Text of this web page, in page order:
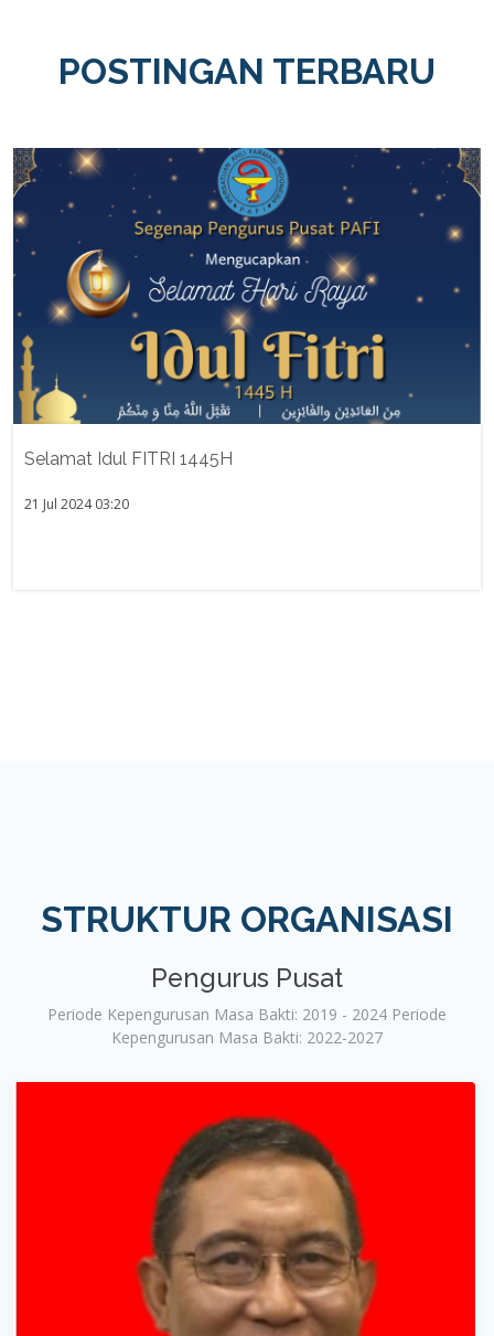
POSTINGAN TERBARU
Selamat Idul FITRI 1445H
21 Jul 2024 03:20
STRUKTUR ORGANISASI
Pengurus Pusat
Periode Kepengurusan Masa Bakti: 2019 - 2024 Periode
Kepengurusan Masa Bakti: 2022-2027